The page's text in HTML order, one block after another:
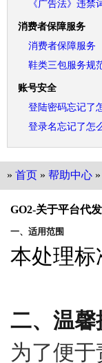
《广告法》违禁
消费者保障服务
消费者保障服务
鞋类三包服务规
账号安全
登陆密码忘记了
登录名忘记了怎
» 首页 » 帮助中心
GO2-关于平台代
一、适用范围
本处理
二、温馨
为了便